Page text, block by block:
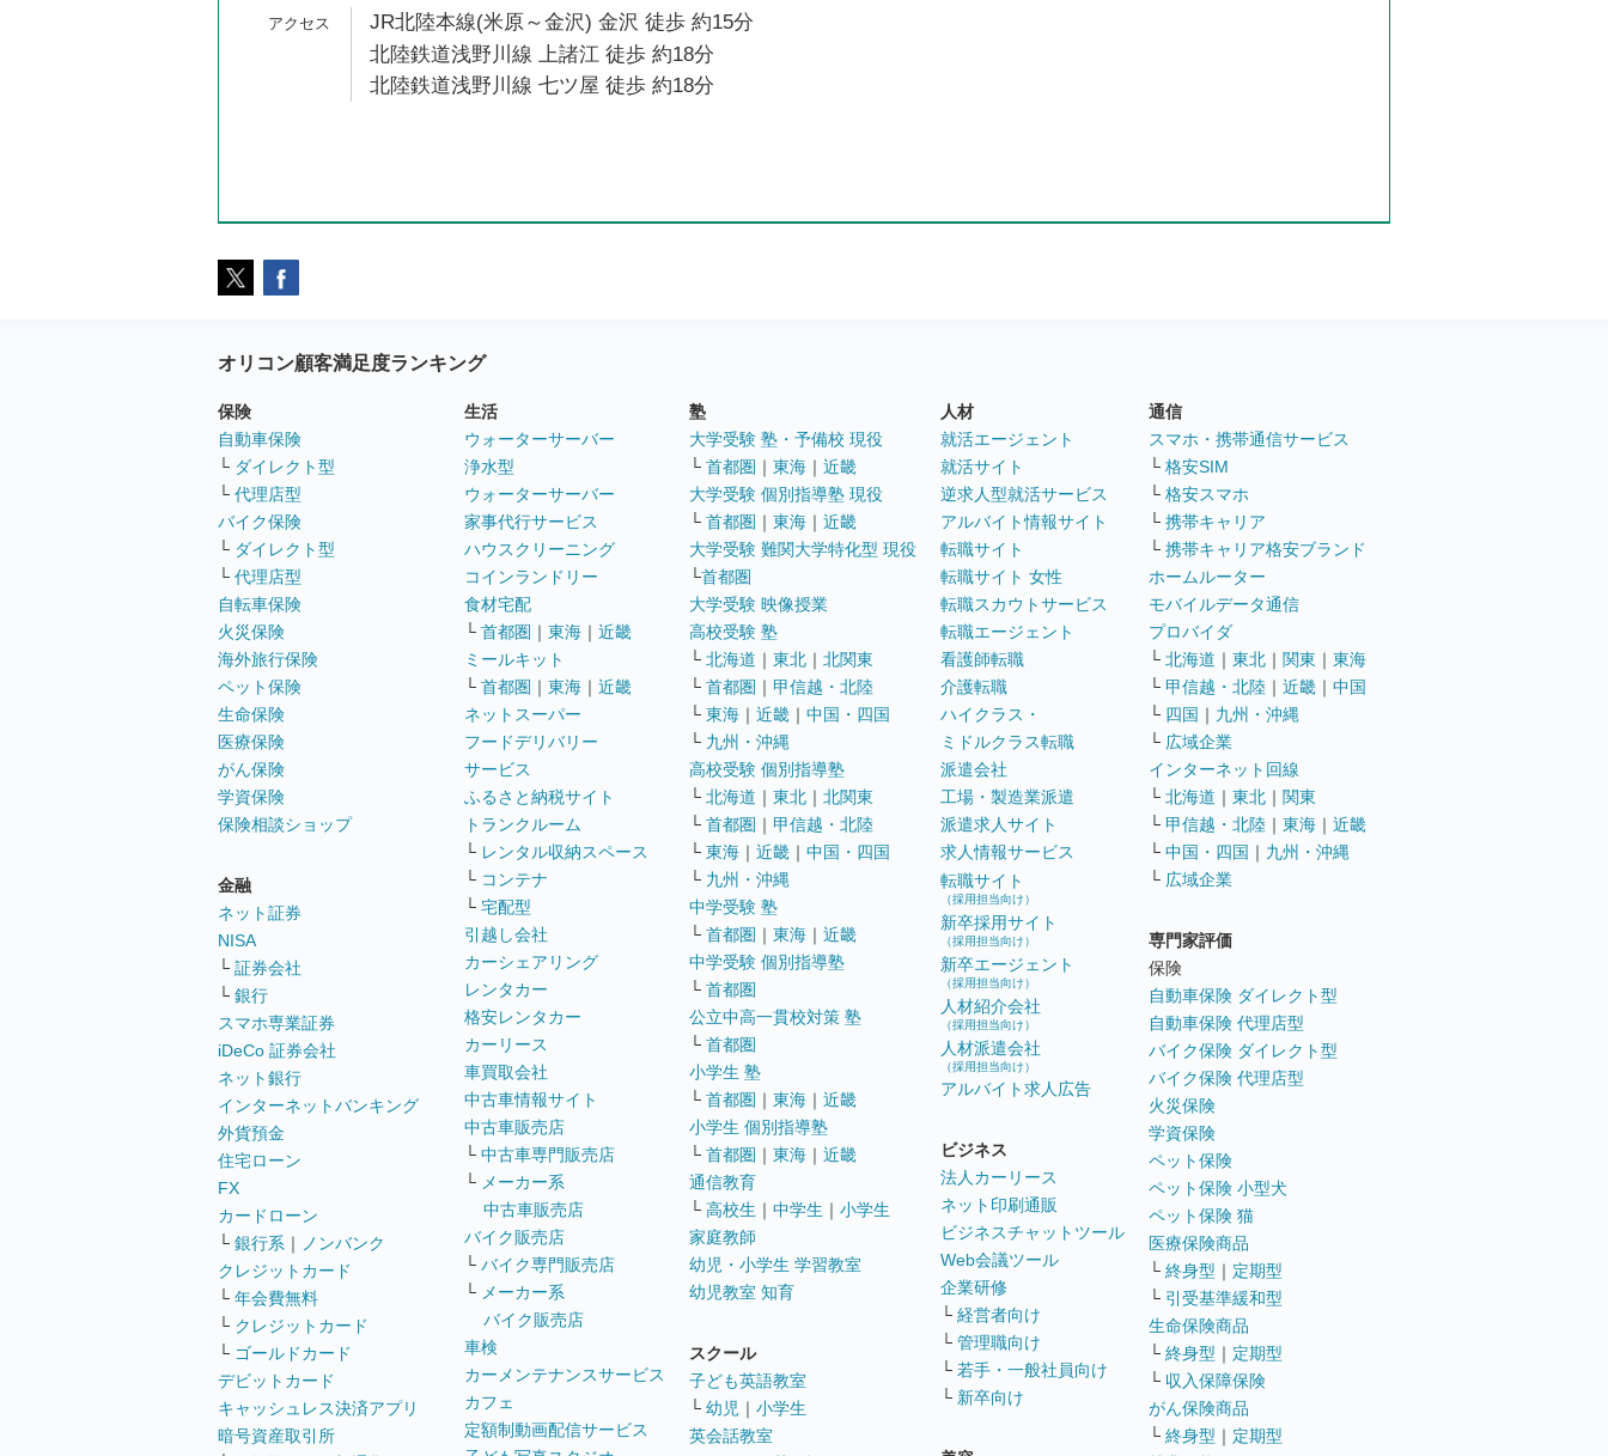
JR北陸本線(米原～金沢) 金沢 徒歩 約15分
北陸鉄道浅野川線 上諸江 徒歩 約18分
北陸鉄道浅野川線 七ツ屋 徒歩 約18分
オリコン顧客満足度ランキング
保険
自動車保険
└ ダイレクト型
└ 代理店型
バイク保険
└ ダイレクト型
└ 代理店型
自転車保険
火災保険
海外旅行保険
ペット保険
生命保険
医療保険
がん保険
学資保険
保険相談ショップ
金融
ネット証券
NISA
└ 証券会社
└ 銀行
スマホ専業証券
iDeCo 証券会社
ネット銀行
インターネットバンキング
外貨預金
住宅ローン
FX
カードローン
└ 銀行系 ｜
ノンバンク
クレジットカード
└ 年会費無料
└ クレジットカード
└ ゴールドカード
デビットカード
キャッシュレス決済アプリ
暗号資産取引所
生活
ウォーターサーバー
浄水型
ウォーターサーバー
家事代行サービス
ハウスクリーニング
コインランドリー
食材宅配
└ 首都圏 ｜ 東海 ｜ 近畿
ミールキット
└ 首都圏 ｜ 東海 ｜ 近畿
ネットスーパー
フードデリバリー
サービス
ふるさと納税サイト
トランクルーム
└ レンタル収納スペース
└ コンテナ
└ 宅配型
引越し会社
カーシェアリング
レンタカー
格安レンタカー
カーリース
車買取会社
中古車情報サイト
中古車販売店
└ 中古車専門販売店
└ メーカー系
中古車販売店
バイク販売店
└ バイク専門販売店
└ メーカー系
バイク販売店
車検
カーメンテナンスサービス
カフェ
定額制動画配信サービス
塾
大学受験 塾・予備校 現役
└ 首都圏 ｜ 東海 ｜ 近畿
大学受験 個別指導塾 現役
└ 首都圏 ｜ 東海 ｜ 近畿
大学受験 難関大学特化型 現役
└首都圏
大学受験 映像授業
高校受験 塾
└ 北海道 ｜ 東北 ｜ 北関東
└ 首都圏 ｜ 甲信越・北陸
└ 東海 ｜ 近畿 ｜ 中国・四国
└ 九州・沖縄
高校受験 個別指導塾
└ 北海道 ｜ 東北 ｜ 北関東
└ 首都圏 ｜ 甲信越・北陸
└ 東海 ｜ 近畿 ｜ 中国・四国
└ 九州・沖縄
中学受験 塾
└ 首都圏 ｜ 東海 ｜ 近畿
中学受験 個別指導塾
└ 首都圏
公立中高一貫校対策 塾
└ 首都圏
小学生 塾
└ 首都圏 ｜ 東海 ｜ 近畿
小学生 個別指導塾
└ 首都圏 ｜ 東海 ｜ 近畿
通信教育
└ 高校生 ｜ 中学生 ｜ 小学生
家庭教師
幼児・小学生 学習教室
幼児教室 知育
スクール
子ども英語教室
└ 幼児 ｜ 小学生
英会話教室
人材
就活エージェント
就活サイト
逆求人型就活サービス
アルバイト情報サイト
転職サイト
転職サイト 女性
転職スカウトサービス
転職エージェント
看護師転職
介護転職
ハイクラス・
ミドルクラス転職
派遣会社
工場・製造業派遣
派遣求人サイト
求人情報サービス
転職サイト
（採用担当向け）
新卒採用サイト
（採用担当向け）
新卒エージェント
（採用担当向け）
人材紹介会社
（採用担当向け）
人材派遣会社
（採用担当向け）
アルバイト求人広告
ビジネス
法人カーリース
ネット印刷通販
ビジネスチャットツール
Web会議ツール
企業研修
└ 経営者向け
└ 管理職向け
└ 若手・一般社員向け
└ 新卒向け
通信
スマホ・携帯通信サービス
└ 格安SIM
└ 格安スマホ
└ 携帯キャリア
└ 携帯キャリア格安ブランド
ホームルーター
モバイルデータ通信
プロバイダ
└ 北海道 ｜ 東北 ｜ 関東 ｜ 東海
└ 甲信越・北陸 ｜ 近畿 ｜ 中国
└ 四国 ｜ 九州・沖縄
└ 広域企業
インターネット回線
└ 北海道 ｜ 東北 ｜ 関東
└ 甲信越・北陸 ｜ 東海 ｜ 近畿
└ 中国・四国 ｜ 九州・沖縄
└ 広域企業
専門家評価
保険
自動車保険 ダイレクト型
自動車保険 代理店型
バイク保険 ダイレクト型
バイク保険 代理店型
火災保険
学資保険
ペット保険
ペット保険 小型犬
ペット保険 猫
医療保険商品
└ 終身型 ｜ 定期型
└ 引受基準緩和型
生命保険商品
└ 終身型 ｜ 定期型
└ 収入保障保険
がん保険商品
└ 終身型 ｜ 定期型